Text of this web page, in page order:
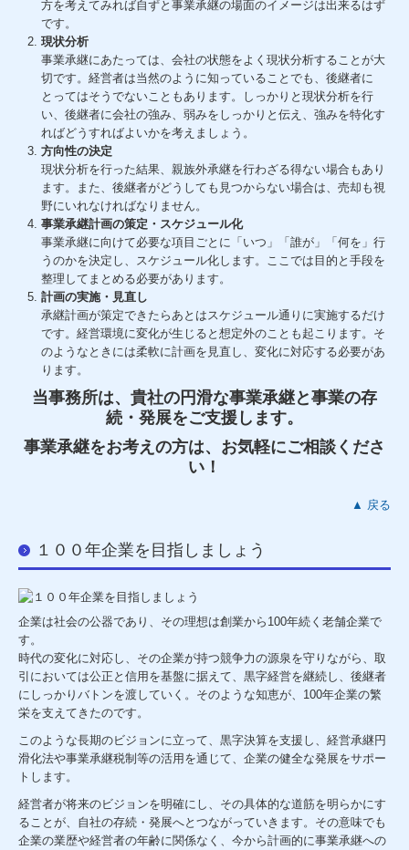
リンク集
関連リンク集
採用情報
お問い合わせ
プライバシーポリシー
方を考えてみれば自ずと事業承継の場面のイメージは出来るはず
です。
現状分析
事業承継にあたっては、会社の状態をよく現状分析することが大
切です。経営者は当然のように知っていることでも、後継者に
とってはそうでないこともあります。しっかりと現状分析を行
い、後継者に会社の強み、弱みをしっかりと伝え、強みを特化す
ればどうすればよいかを考えましょう。
方向性の決定
現状分析を行った結果、親族外承継を行わざる得ない場合もあり
ます。また、後継者がどうしても見つからない場合は、売却も視
野にいれなければなりません。
事業承継計画の策定・スケジュール化
事業承継に向けて必要な項目ごとに「いつ」「誰が」「何を」行
うのかを決定し、スケジュール化します。ここでは目的と手段を
整理してまとめる必要があります。
計画の実施・見直し
承継計画が策定できたらあとはスケジュール通りに実施するだけ
です。経営環境に変化が生じると想定外のことも起こります。そ
のようなときには柔軟に計画を見直し、変化に対応する必要があ
ります。
当事務所は、貴社の円滑な事業承継と事業の存
続・発展をご支援します。
事業承継をお考えの方は、お気軽にご相談くださ
い！
▲ 戻る
１００年企業を目指しましょう
企業は社会の公器であり、その理想は創業から100年続く老舗企業で
す。
時代の変化に対応し、その企業が持つ競争力の源泉を守りながら、取
引においては公正と信用を基盤に据えて、黒字経営を継続し、後継者
にしっかりバトンを渡していく。そのような知恵が、100年企業の繁
栄を支えてきたのです。
このような長期のビジョンに立って、黒字決算を支援し、経営承継円
滑化法や事業承継税制等の活用を通じて、企業の健全な発展をサポー
トします。
経営者が将来のビジョンを明確にし、その具体的な道筋を明らかにす
ることが、自社の存続・発展へとつながっていきます。その意味でも
企業の業歴や経営者の年齢に関係なく、今から計画的に事業承継への